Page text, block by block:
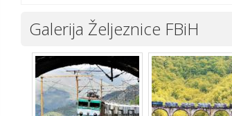
Galerija Željeznice FBiH